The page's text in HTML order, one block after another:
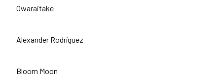
Owaraitake
Alexander Rodríguez
Bloom Moon